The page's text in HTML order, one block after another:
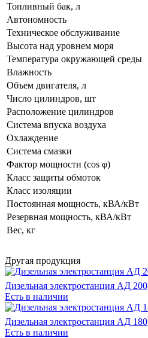
Топливный бак, л
Автономность
Техническое обслуживание
Высота над уровнем моря
Температура окружающей среды
Влажность
Объем двигателя, л
Число цилиндров, шт
Расположение цилиндров
Система впуска воздуха
Охлаждение
Система смазки
Фактор мощности (cos φ)
Класс защиты обмоток
Класс изоляции
Постоянная мощность, кВА/кВт
Резервная мощность, кВА/кВт
Вес, кг
Другая продукция
Дизельная электростанция АД 200
Есть в наличии
Дизельная электростанция АД 180
Есть в наличии